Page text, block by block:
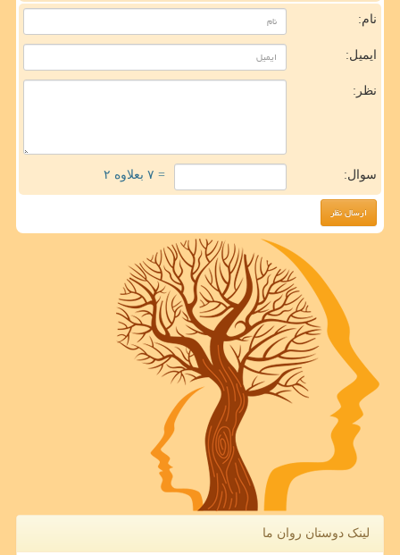
نام:
ایمیل:
نظر:
سوال: = ۷ بعلاوه ۲
لینک دوستان روان ما